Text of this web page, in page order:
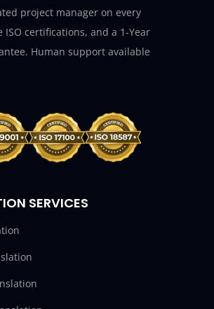
project manager on every
ISO certifications, and a 1-Year
Human support available
SERVICES